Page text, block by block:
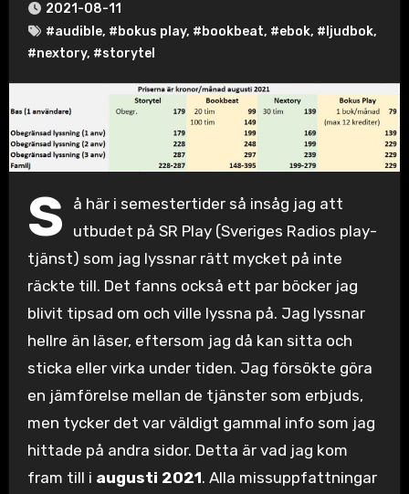
2021-08-11
#audible, #bokus play, #bookbeat, #ebok, #ljudbok,
#nextory, #storytel
S
å här i semestertider så insåg jag att
utbudet på SR Play (Sveriges Radios play-
tjänst) som jag lyssnar rätt mycket på inte
räckte till. Det fanns också ett par böcker jag
blivit tipsad om och ville lyssna på. Jag lyssnar
hellre än läser, eftersom jag då kan sitta och
sticka eller virka under tiden. Jag försökte göra
en jämförelse mellan de tjänster som erbjuds,
men tycker det var väldigt gammal info som jag
hittade på andra sidor. Detta är vad jag kom
fram till i augusti 2021. Alla missuppfattningar